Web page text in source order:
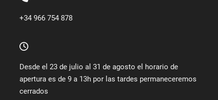
+34 966 754 878
Desde el 23 de julio al 31 de agosto el horario de
apertura es de 9 a 13h por las tardes permaneceremos
cerrados